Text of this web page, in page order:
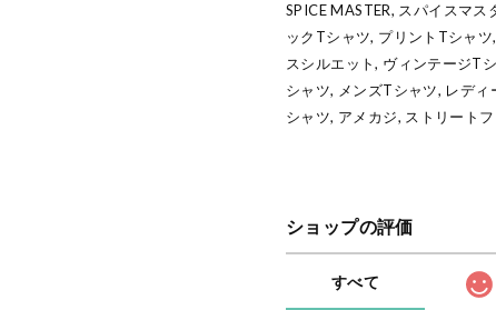
SPICE MASTER, スパイスマ
ックTシャツ, プリントTシャ
スシルエット, ヴィンテージT
シャツ, メンズTシャツ, レデ
シャツ, アメカジ, ストリート
ショップの評価
すべて